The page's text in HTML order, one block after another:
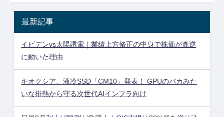
最新記事
イビデンvs太陽誘電｜業績上方修正の中身で株価が真逆
に動いた理由
キオクシア、液冷SSD「CM10」発表！ GPUのバカみた
いな排熱から守る次世代AIインフラ向け